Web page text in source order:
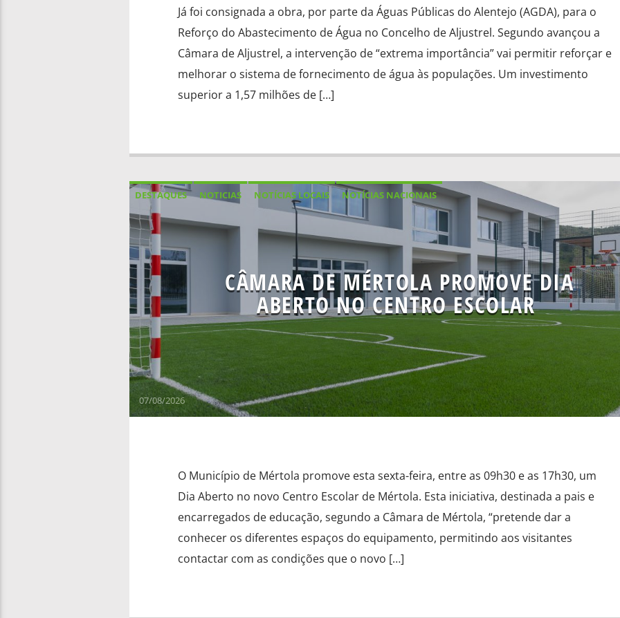
Já foi consignada a obra, por parte da Águas Públicas do Alentejo (AGDA), para o
Reforço do Abastecimento de Água no Concelho de Aljustrel. Segundo avançou a
Câmara de Aljustrel, a intervenção de “extrema importância” vai permitir reforçar e
melhorar o sistema de fornecimento de água às populações. Um investimento
superior a 1,57 milhões de […]
DESTAQUES NOTICIAS NOTÍCIAS LOCAIS NOTÍCIAS NACIONAIS
CÂMARA DE MÉRTOLA PROMOVE DIA
ABERTO NO CENTRO ESCOLAR
07/08/2026
O Município de Mértola promove esta sexta-feira, entre as 09h30 e as 17h30, um
Dia Aberto no novo Centro Escolar de Mértola. Esta iniciativa, destinada a pais e
encarregados de educação, segundo a Câmara de Mértola, “pretende dar a
conhecer os diferentes espaços do equipamento, permitindo aos visitantes
contactar com as condições que o novo […]